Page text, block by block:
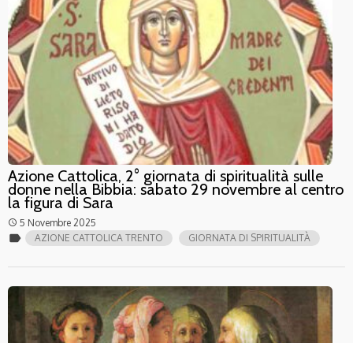
Azione Cattolica, 2° giornata di spiritualità sulle
donne nella Bibbia: sabato 29 novembre al centro
la figura di Sara
access_time 5 Novembre 2025
label AZIONE CATTOLICA TRENTO GIORNATA DI SPIRITUALITÀ